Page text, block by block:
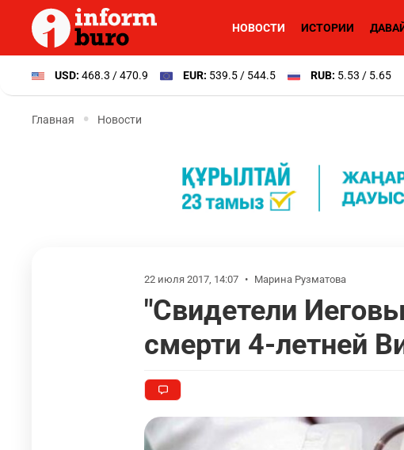
НОВОСТИ ИСТОРИИ
USD: 468.3 / 470.9 EUR: 539.5 / 544.5 RUB: 5.53 / 5.65
Главная Новости
22 июля 2017, 14:07 • Марина Рузматова
"Свидетели
смерти 4-летней